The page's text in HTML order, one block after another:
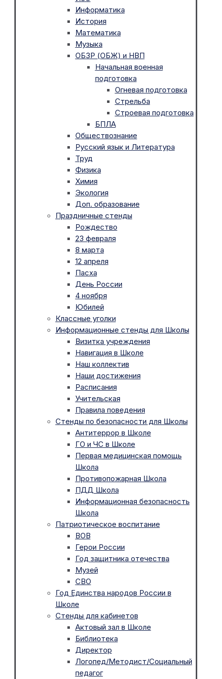
Информатика
История
Математика
Музыка
ОБЗР (ОБЖ) и НВП
Начальная военная
подготовка
Огневая подготовка
Стрельба
Строевая подготовка
БПЛА
Обществознание
Русский язык и Литература
Труд
Физика
Химия
Экология
Доп. образование
Праздничные стенды
Рождество
23 февраля
8 марта
12 апреля
Пасха
День России
4 ноября
Юбилей
Классные уголки
Информационные стенды для Школы
Визитка учреждения
Навигация в Школе
Наш коллектив
Наши достижения
Расписания
Учительская
Правила поведения
Стенды по безопасности для Школы
Антитеррор в Школе
ГО и ЧС в Школе
Первая медицинская помощь
Школа
Противопожарная Школа
ПДД Школа
Информационная безопасность
Школа
Патриотическое воспитание
ВОВ
Герои России
Год защитника отечества
Музей
СВО
Год Единства народов России в
Школе
Стенды для кабинетов
Актовый зал в Школе
Библиотека
Директор
Логопед/Методист/Социальный
педагог